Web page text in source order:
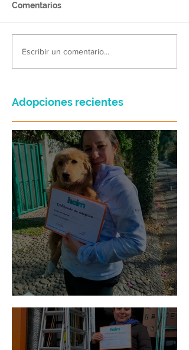
Comentarios
Escribir un comentario...
Adopciones recientes
Bellota